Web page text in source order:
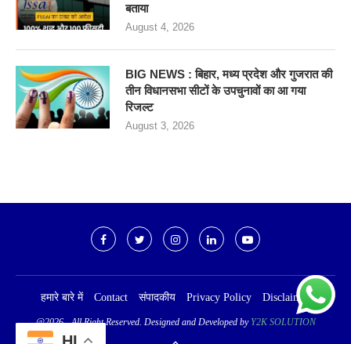
बताया
August 4, 2026
BIG NEWS : बिहार, मध्य प्रदेश और गुजरात की
तीन विधानसभा सीटों के उपचुनावों का आ गया
रिजल्ट
August 3, 2026
हमारे बारे में Contact संपादकीय Privacy Policy Disclaimer
@2026 - All Right Reserved. Designed and Developed by Y2K SOLUTION